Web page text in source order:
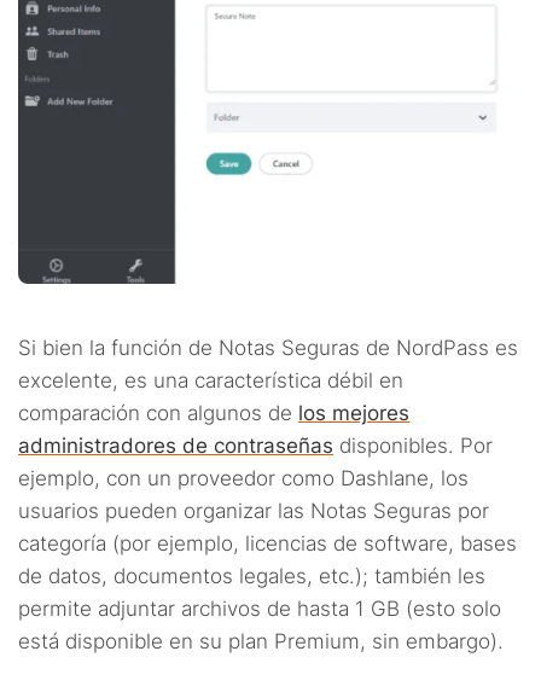
Si bien la función de Notas Seguras de NordPass es
excelente, es una característica débil en
comparación con algunos de los mejores
administradores de contraseñas disponibles. Por
ejemplo, con un proveedor como Dashlane, los
usuarios pueden organizar las Notas Seguras por
categoría (por ejemplo, licencias de software, bases
de datos, documentos legales, etc.); también les
permite adjuntar archivos de hasta 1 GB (esto solo
está disponible en su plan Premium, sin embargo).